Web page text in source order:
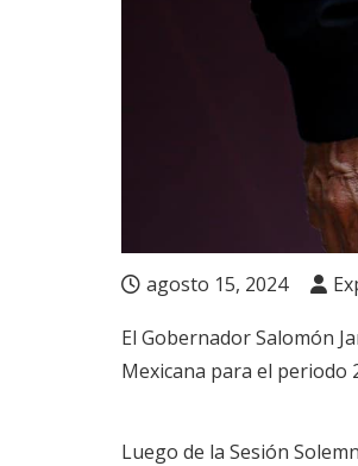
agosto 15, 2024
El Gobernador Salomón
Mexicana para el periodo
Luego de la Sesión